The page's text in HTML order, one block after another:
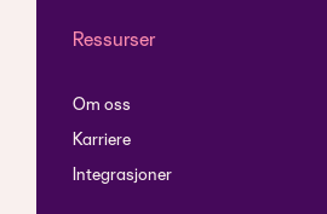
Ressurser
Om oss
Karriere
Integrasjoner